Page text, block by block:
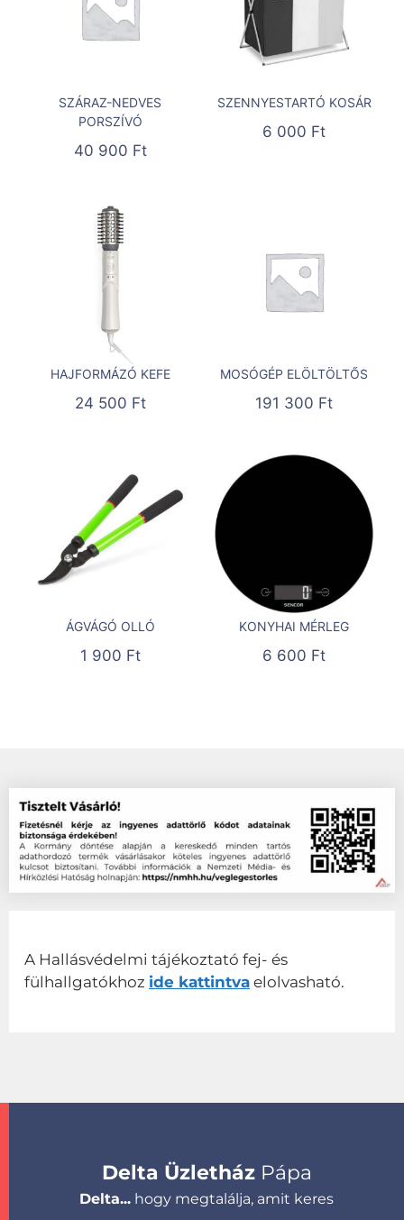
SZÁRAZ-NEDVES
PORSZÍVÓ
40 900 Ft
SZENNYESTARTÓ KOSÁR
6 000 Ft
HAJFORMÁZÓ KEFE
24 500 Ft
MOSÓGÉP ELÖLTÖLTŐS
191 300 Ft
ÁGVÁGÓ OLLÓ
1 900 Ft
KONYHAI MÉRLEG
6 600 Ft
A Hallásvédelmi tájékoztató fej- és
fülhallgatókhoz ide kattintva elolvasható.
Delta ÜzletházPápa
Delta... hogy megtalálja, amit keres